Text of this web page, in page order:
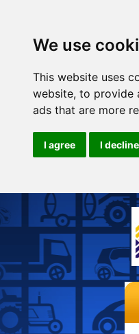
We use
This website uses
website, to provide
ads that are more
I agree I decline